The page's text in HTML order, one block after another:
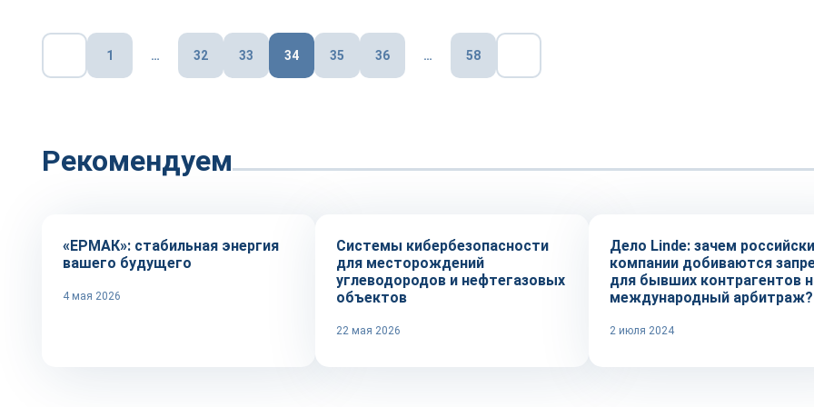
Пагинация
записей
1 … 32 33 34 35 36 … 58
Рекомендуем
«ЕРМАК»: стабильная энергия
вашего будущего
4 мая 2026
Системы кибербезопасности
для месторождений
углеводородов и нефтегазовых
объектов
22 мая 2026
Дело Linde: зачем
компании добиваются
для бывших контрагентов
международный арбитраж?
2 июля 2024